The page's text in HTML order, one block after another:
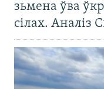
зьмена ўва
сілах. Аналіз